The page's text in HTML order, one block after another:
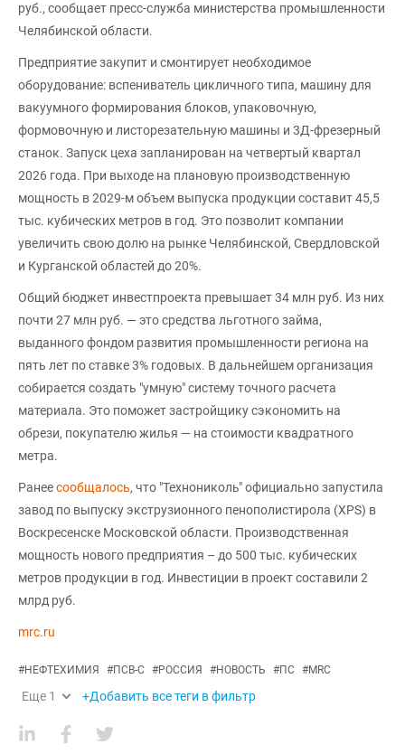
руб., сообщает пресс-служба министерства промышленности
Челябинской области.
Предприятие закупит и смонтирует необходимое
оборудование: вспениватель цикличного типа, машину для
вакуумного формирования блоков, упаковочную,
формовочную и листорезательную машины и 3Д-фрезерный
станок. Запуск цеха запланирован на четвертый квартал
2026 года. При выходе на плановую производственную
мощность в 2029-м объем выпуска продукции составит 45,5
тыс. кубических метров в год. Это позволит компании
увеличить свою долю на рынке Челябинской, Свердловской
и Курганской областей до 20%.
Общий бюджет инвестпроекта превышает 34 млн руб. Из них
почти 27 млн руб. — это средства льготного займа,
выданного фондом развития промышленности региона на
пять лет по ставке 3% годовых. В дальнейшем организация
собирается создать "умную" систему точного расчета
материала. Это поможет застройщику сэкономить на
обрези, покупателю жилья — на стоимости квадратного
метра.
Ранеесообщалось, что "Технониколь" официально запустила
завод по выпуску экструзионного пенополистирола (XPS) в
Воскресенске Московской области. Производственная
мощность нового предприятия – до 500 тыс. кубических
метров продукции в год. Инвестиции в проект составили 2
млрд руб.
mrc.ru
#НЕФТЕХИМИЯ #ПСВ-С #РОССИЯ #НОВОСТЬ #ПС #MRC
Еще 1 +Добавить все теги в фильтр